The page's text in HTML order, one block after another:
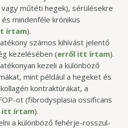
műtéti hegek), sérülésekre
mindenféle krónikus
írtam).
számos kihívást jelentő
kezelésében (erről itt írtam).
kezeli a különböző
mint például a hegeket és
kontraktúrákat, a
ot (fibrodysplasia ossificans
itt írtam).
a különböző fehérje-rosszul-